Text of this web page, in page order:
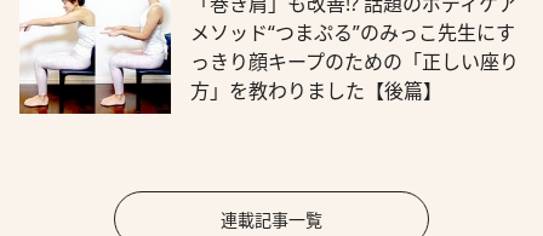
メソッド“つまぷる”のみっこ先生にす
っきり顔キープのための「正しい座り
方」を教わりました【後篇】
連載記事一覧